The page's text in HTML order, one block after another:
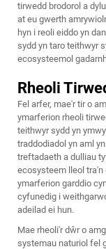
tirwedd brodorol a
at eu gwerth
hyn i reoli eiddo yn
sydd yn taro teithwyr
ecosysteemol
Rheoli
Fel arfer, mae'r tir o
ymarferion rheoli
teithwyr sydd yn
traddodiadol yn aml
treftadaeth a dulliau
ecosysteem lleol tra'n
ymarferion garddio
cyfunedig i
adeilad ei hun.
Mae rheoli'r dŵr o
systemau naturiol fel